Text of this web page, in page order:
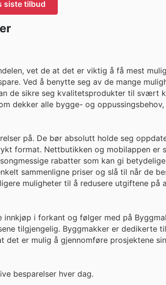
siste tilbud
vet de at det er viktig å få mest
Ved å benytte seg av de mange
de sikre seg kvalitetsprodukter til svært
dekker alle bygge- og
på. De bør absolutt holde seg
format. Nettbutikken og mobilappen er
rabatter som kan gi
sammenligne priser og slå til når de
muligheter til å redusere utgiftene på
innkjøp i forkant og følger med på
tilgjengelig. Byggmakker er dedikerte
er mulig å gjennomføre prosjektene
besparelser hver dag.